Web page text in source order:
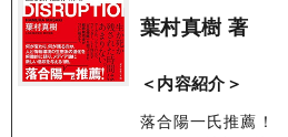
葉村真樹 著
＜内容紹介＞
落合陽一氏推薦！